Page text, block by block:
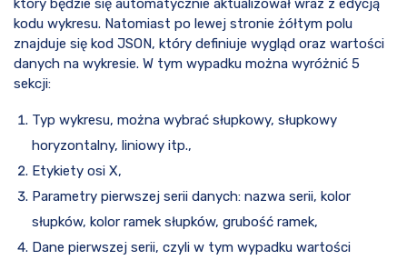
który będzie się automatycznie aktualizował wraz z edycją
kodu wykresu. Natomiast po lewej stronie żółtym polu
znajduje się kod JSON, który definiuje wygląd oraz wartości
danych na wykresie. W tym wypadku można wyróżnić 5
sekcji:
Typ wykresu, można wybrać słupkowy, słupkowy
horyzontalny, liniowy itp.,
Etykiety osi X,
Parametry pierwszej serii danych: nazwa serii, kolor
słupków, kolor ramek słupków, grubość ramek,
Dane pierwszej serii, czyli w tym wypadku wartości